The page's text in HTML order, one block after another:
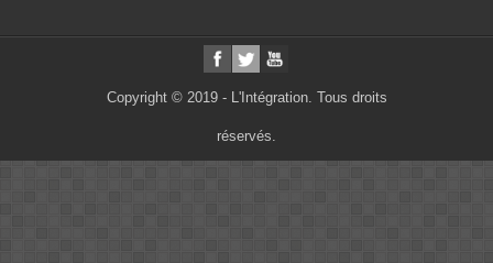
Copyright © 2019 - L'Intégration. Tous droits
réservés.